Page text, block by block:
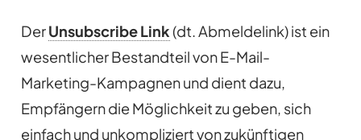
DerUnsubscribe Link (dt. Abmeldelink) ist ein
wesentlicher Bestandteil von E-Mail-
Marketing-Kampagnen und dient dazu,
Empfängern die Möglichkeit zu geben, sich
einfach und unkompliziert von zukünftigen